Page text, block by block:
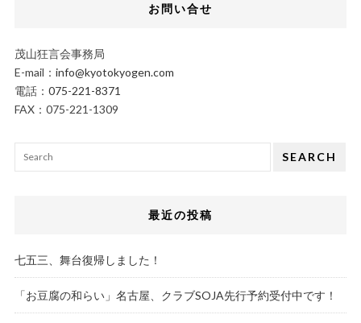
お問い合せ
茂山狂言会事務局
E-mail： info@kyotokyogen.com
電話： 075-221-8371
FAX：075-221-1309
SEARCH
最近の投稿
七五三、舞台復帰しました！
「お豆腐の和らい」名古屋、クラブSOJA先行予約受付中です！